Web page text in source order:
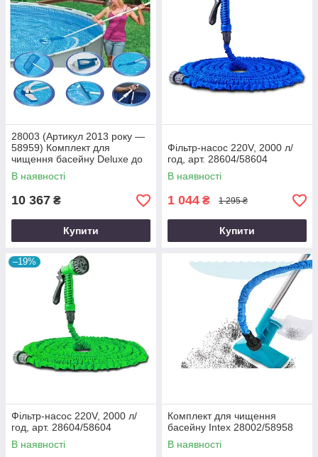
28003 (Артикул 2013 року —
58959) Комплект для
чищення басейну Deluxe до
6 м (вакуумний пилосос)
В наявності
10 367 ₴
Купити
Фільтр-насос 220V, 2000 л/
год, арт. 28604/58604
В наявності
1 044 ₴ 1 295 ₴
Купити
–19%
Фільтр-насос 220V, 2000 л/
год, арт. 28604/58604
В наявності
Комплект для чищення
басейну Intex 28002/58958
В наявності